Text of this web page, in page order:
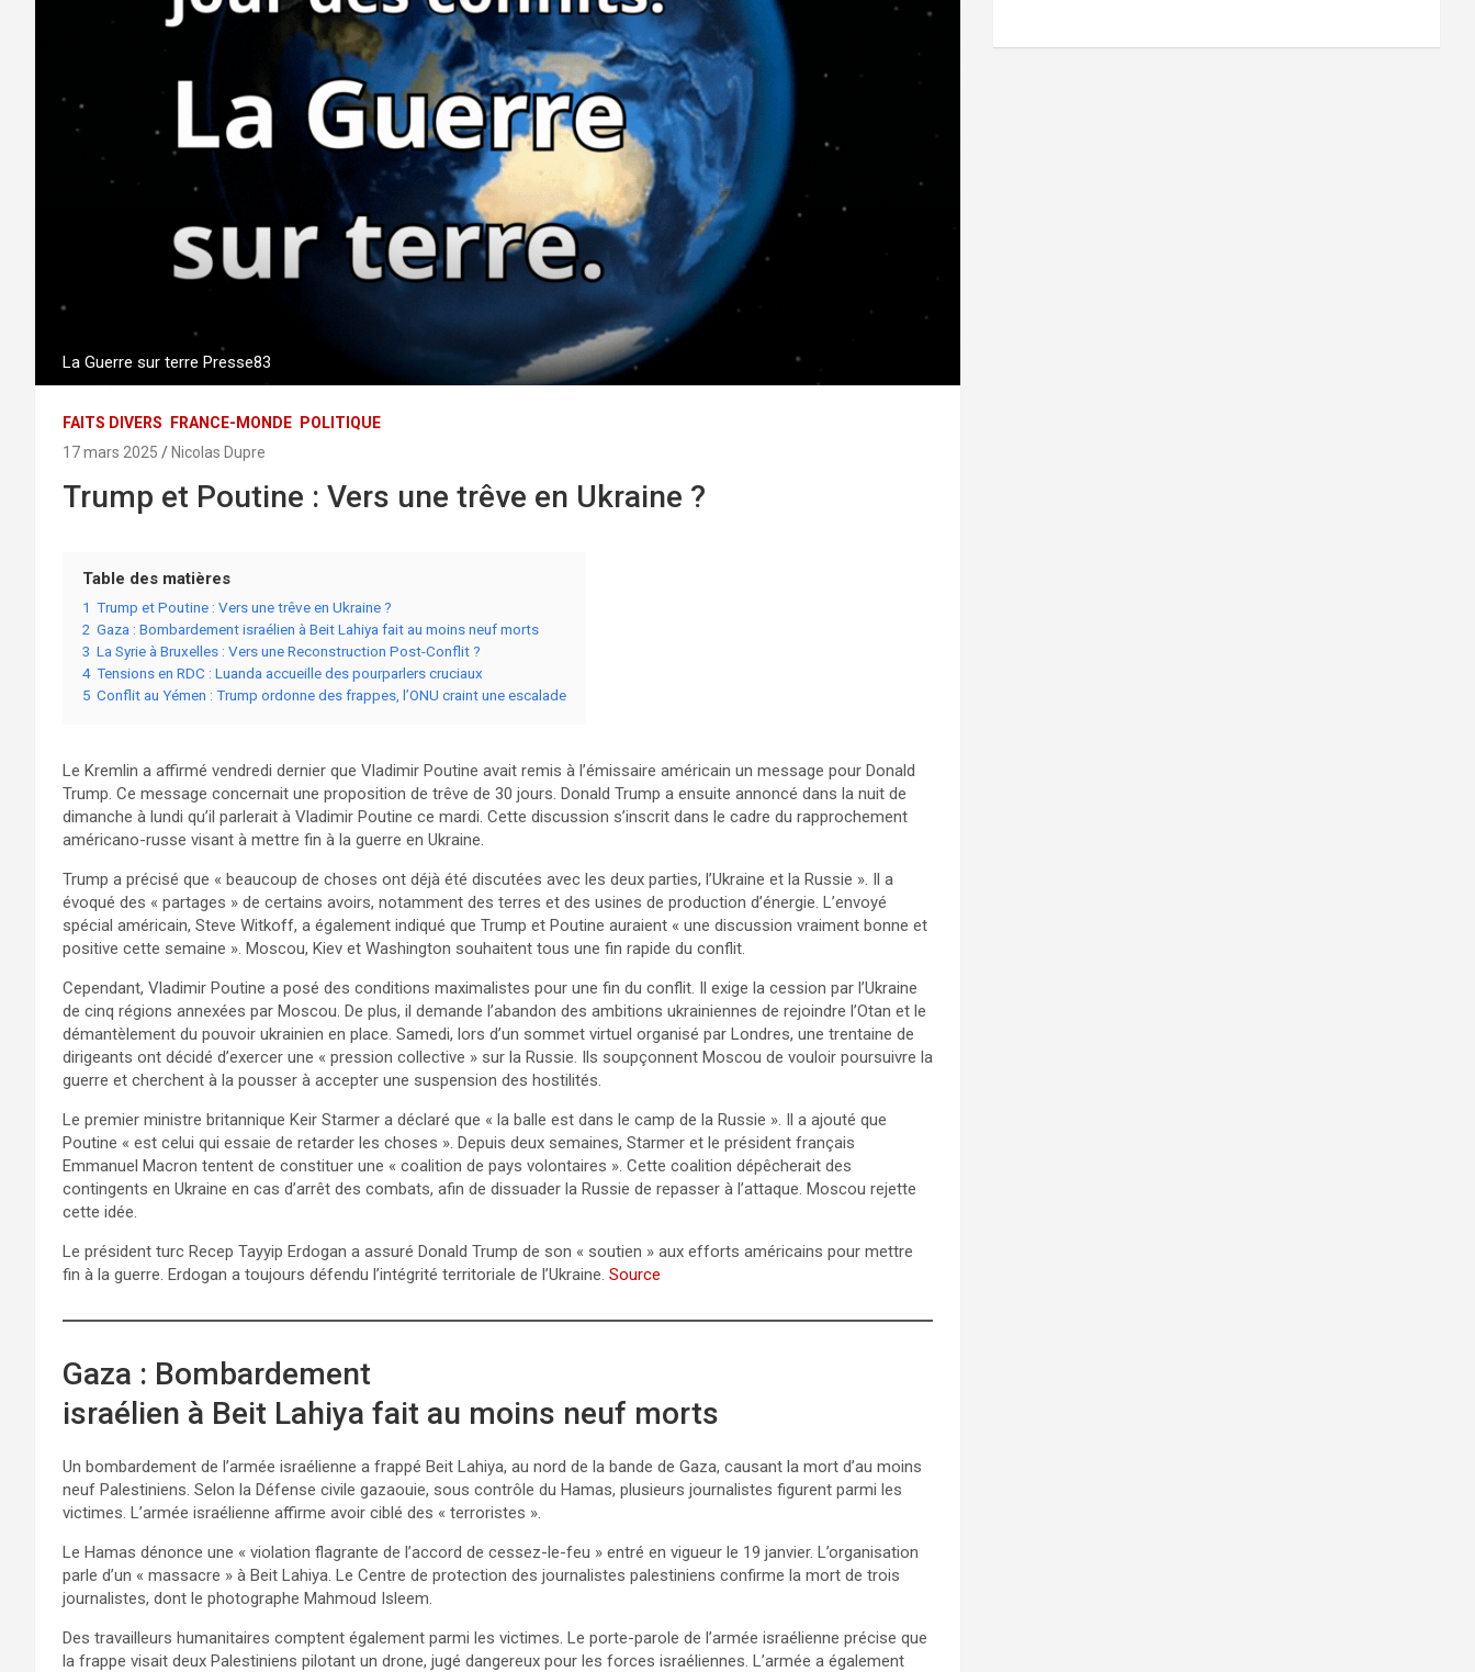
La Guerre sur terre Presse83
FAITS DIVERS FRANCE-MONDE
POLITIQUE
17 mars 2025
Nicolas Dupre
Trump et Poutine : Vers une trêve en Ukraine ?
Table des matières
1 Trump et Poutine : Vers une trêve en Ukraine ?
2 Gaza : Bombardement israélien à Beit Lahiya fait au moins neuf morts
3 La Syrie à Bruxelles : Vers une Reconstruction Post-Conflit ?
4 Tensions en RDC : Luanda accueille des pourparlers cruciaux
5 Conflit au Yémen : Trump ordonne des frappes, l’ONU craint une escalade
Le Kremlin a affirmé vendredi dernier que Vladimir Poutine avait remis à l’émissaire américain un message pour Donald
Trump. Ce message concernait une proposition de trêve de 30 jours. Donald Trump a ensuite annoncé dans la nuit de
dimanche à lundi qu’il parlerait à Vladimir Poutine ce mardi. Cette discussion s’inscrit dans le cadre du rapprochement
américano-russe visant à mettre fin à la guerre en Ukraine.
Trump a précisé que « beaucoup de choses ont déjà été discutées avec les deux parties, l’Ukraine et la Russie ». Il a
évoqué des « partages » de certains avoirs, notamment des terres et des usines de production d’énergie. L’envoyé
spécial américain, Steve Witkoff, a également indiqué que Trump et Poutine auraient « une discussion vraiment bonne et
positive cette semaine ». Moscou, Kiev et Washington souhaitent tous une fin rapide du conflit.
Cependant, Vladimir Poutine a posé des conditions maximalistes pour une fin du conflit. Il exige la cession par l’Ukraine
de cinq régions annexées par Moscou. De plus, il demande l’abandon des ambitions ukrainiennes de rejoindre l’Otan et le
démantèlement du pouvoir ukrainien en place. Samedi, lors d’un sommet virtuel organisé par Londres, une trentaine de
dirigeants ont décidé d’exercer une « pression collective » sur la Russie. Ils soupçonnent Moscou de vouloir poursuivre la
guerre et cherchent à la pousser à accepter une suspension des hostilités.
Le premier ministre britannique Keir Starmer a déclaré que « la balle est dans le camp de la Russie ». Il a ajouté que
Poutine « est celui qui essaie de retarder les choses ». Depuis deux semaines, Starmer et le président français
Emmanuel Macron tentent de constituer une « coalition de pays volontaires ». Cette coalition dépêcherait des
contingents en Ukraine en cas d’arrêt des combats, afin de dissuader la Russie de repasser à l’attaque. Moscou rejette
cette idée.
Le président turc Recep Tayyip Erdogan a assuré Donald Trump de son « soutien » aux efforts américains pour mettre
fin à la guerre. Erdogan a toujours défendu l’intégrité territoriale de l’Ukraine. Source
Gaza : Bombardement
israélien à Beit Lahiya fait au moins neuf morts
Un bombardement de l’armée israélienne a frappé Beit Lahiya, au nord de la bande de Gaza, causant la mort d’au moins
neuf Palestiniens. Selon la Défense civile gazaouie, sous contrôle du Hamas, plusieurs journalistes figurent parmi les
victimes. L’armée israélienne affirme avoir ciblé des « terroristes ».
Le Hamas dénonce une « violation flagrante de l’accord de cessez-le-feu » entré en vigueur le 19 janvier. L’organisation
parle d’un « massacre » à Beit Lahiya. Le Centre de protection des journalistes palestiniens confirme la mort de trois
journalistes, dont le photographe Mahmoud Isleem.
Des travailleurs humanitaires comptent également parmi les victimes. Le porte-parole de l’armée israélienne précise que
la frappe visait deux Palestiniens pilotant un drone, jugé dangereux pour les forces israéliennes. L’armée a également